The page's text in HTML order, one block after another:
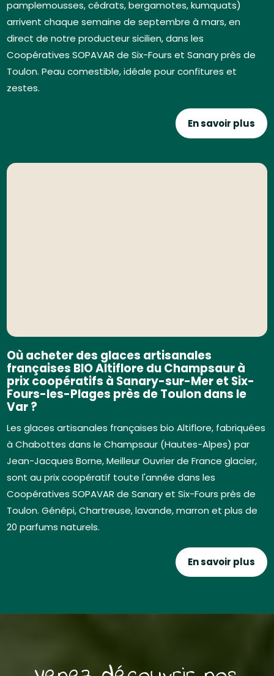
pamplemousses, cédrats, bergamotes, kumquats)
arrivent chaque semaine de septembre à mars, en
direct de notre producteur sicilien, dans les
Coopératives SOPAVAR de Six-Fours et Sanary près de
Toulon. Peau comestible, idéale pour confitures et
zestes.
En savoir plus
Où acheter des glaces artisanales
françaises BIO Altiflore du Champsaur à
prix coopératifs à Sanary-sur-Mer et Six-
Fours-les-Plages près de Toulon dans le
Var ?
Les glaces artisanales françaises bio Altiflore, fabriquées
à Chabottes dans le Champsaur (Hautes-Alpes) par
Jean-Jacques Borne, Meilleur Ouvrier de France glacier,
sont au prix coopératif toute l'année dans les
Coopératives SOPAVAR de Sanary et Six-Fours près de
Toulon. Génépi, Chartreuse, lavande, marron et plus de
20 parfums naturels.
En savoir plus